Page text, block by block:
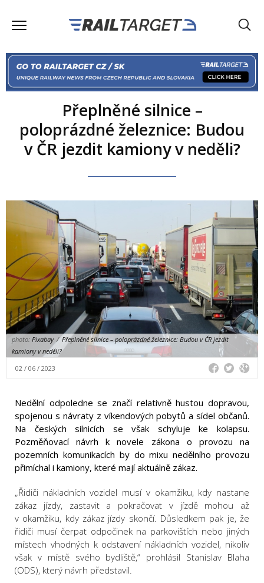
Přeplněné silnice –
poloprázdné železnice: Budou
v ČR jezdit kamiony v neděli?
photo: Pixabay / Přeplněné silnice – poloprázdné železnice: Budou v ČR jezdit
kamiony v neděli?
02 / 06 / 2023
Nedělní odpoledne se značí relativně hustou dopravou,
spojenou s návraty z víkendových pobytů a sídel občanů.
Na českých silnicích se však schyluje ke kolapsu.
Pozměňovací návrh k novele zákona o provozu na
pozemních komunikacích by do mixu nedělního provozu
přimíchal i kamiony, které mají aktuálně zákaz.
„Řidiči nákladních vozidel musí v okamžiku, kdy nastane
zákaz jízdy, zastavit a pokračovat v jízdě mohou až
v okamžiku, kdy zákaz jízdy skončí. Důsledkem pak je, že
řidiči musí čerpat odpočinek na parkovištích nebo jiných
místech vhodných k odstavení nákladních vozidel, nikoliv
však v místě svého bydliště,“ prohlásil Stanislav Blaha
(ODS), který návrh představil.